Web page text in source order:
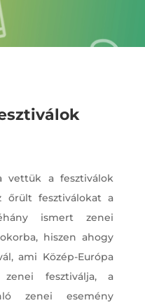
vettük a fesztiválok
fesztiválokat a
ismert zenei
hiszen ahogy
ami Közép-Európa
zenei fesztiválja, a
zenei esemény